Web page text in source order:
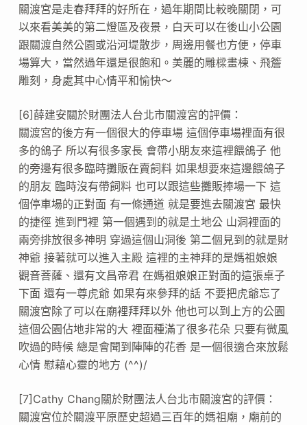
關渡宮是走春拜拜的好所在，過年期間比較晚關閉，可
以來看美美的第二燈區及夜景，白天可以在後山小公園
跟關渡自然公園或沿河堤散步，周邊用餐也方便，停車
場算大，當然過年還是很飽和。美麗的雕樑畫棟、飛簷
雕刻，身處其中心情平和愉快～
[6]薛建安關於財團法人台北市關渡宮的評價：
關渡宮的後方有一個很大的停車場 這個停車場裡面有很
多的鴿子 所以有很多家長 會帶小朋友來這裡餵鴿子 他
的旁邊有很多臨時攤販在賣飼料 如果想要來這邊餵鴿子
的朋友 臨時沒有帶飼料 也可以跟這些攤販捧場一下 這
個停車場的正對面 有一條通道 就是要進去關渡宮 最快
的捷徑 進到門裡 第一個遇到的就是土地公 山洞裡面的
兩旁排放很多神明 穿過這個山洞後 第二個見到的就是財
神爺 接著就可以進入主殿 這裡的主神拜的是媽祖娘娘
觀音菩薩、還有文昌帝君 在媽祖娘娘正對面的這張桌子
下面 還有一尊虎爺 如果有來參拜的話 不要把虎爺忘了
關渡宮除了可以在廟裡拜拜以外 他也可以到上方的公園
這個公園佔地非常的大 裡面種滿了很多花朵 只要有微風
吹過的時候 總是會聞到陣陣的花香 是一個很適合來放鬆
心情 慰藉心靈的地方 (^^)/
[7]Cathy Chang關於財團法人台北市關渡宮的評價：
關渡宮位於關渡平原歷史超過三百年的媽祖廟，廟前的